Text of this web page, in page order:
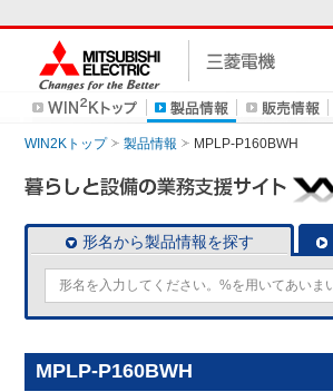
WIN2Kトップ 製品情報 MPLP-P160BWH
形名から製品情報を探す
MPLP-P160BWH